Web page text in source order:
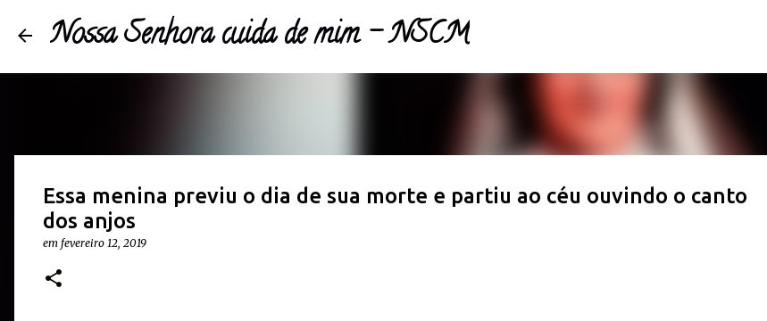
Nossa Senhora cuida de mim - NSCM
Essa menina previu o dia de sua morte e partiu ao céu ouvindo o canto
dos anjos
em fevereiro 12, 2019